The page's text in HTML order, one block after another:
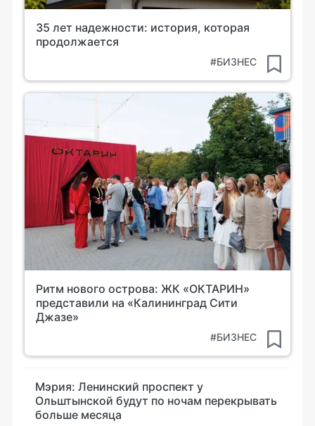
35 лет надежности: история, которая
продолжается
#БИЗНЕС
Ритм нового острова: ЖК «ОКТАРИН»
представили на «Калининград Сити
Джазе»
#БИЗНЕС
Мэрия: Ленинский проспект у
Ольштынской будут по ночам перекрывать
больше месяца